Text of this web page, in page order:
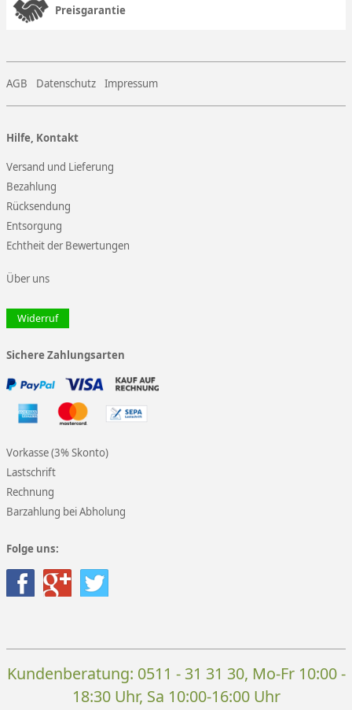
Preisgarantie
AGB Datenschutz Impressum
Hilfe, Kontakt
Versand und Lieferung
Bezahlung
Rücksendung
Entsorgung
Echtheit der Bewertungen
Über uns
Widerruf
Sichere Zahlungsarten
Vorkasse (3% Skonto)
Lastschrift
Rechnung
Barzahlung bei Abholung
Folge uns:
Kundenberatung: 0511 - 31 31 30, Mo-Fr 10:00 -
18:30 Uhr, Sa 10:00-16:00 Uhr